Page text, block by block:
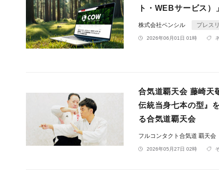
ト・WEBサービス
株式会社ペンシル プレス
2026年06月01日 01時
合気道覇天会 藤崎天
伝統当身七本の型』
る合気道覇天会
フルコンタクト合気道 覇天会
2026年05月27日 02時